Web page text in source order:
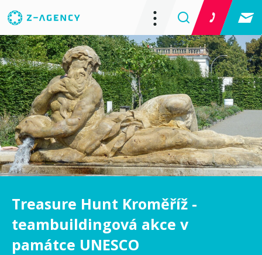
Treasure Hunt Kroměříž -
teambuildingová akce v
památce UNESCO